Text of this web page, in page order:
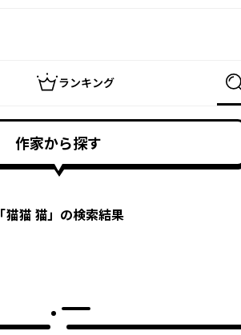
ランキング
作家から探す
「猫猫 猫」の検索結果